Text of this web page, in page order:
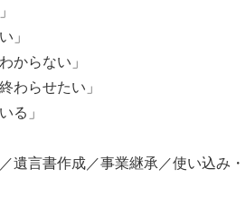
」
からない」
わらせたい」
る」
遺言書作成／事業継承／使い込み・